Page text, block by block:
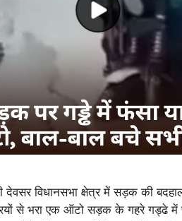
विधानसभा क्षेत्र में सड़क की
से भरा एक ऑटो सड़क के गहरे गड्ढे